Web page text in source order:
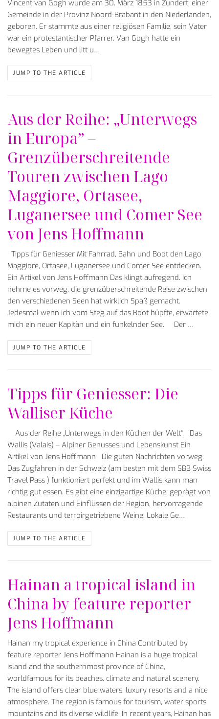
Vincent van Gogh wurde am 30. März 1853 in Zundert, einer
Gemeinde in der Provinz Noord-Brabant in den Niederlanden,
geboren. Er stammte aus einer religiösen Familie, sein Vater
war ein protestantischer Pfarrer. Van Gogh hatte ein
bewegtes Leben und litt u…
JUMP TO THE ARTICLE
Aus der Reihe: „Unterwegs
in Europa” –
Grenzüberschreitende
Touren zwischen Lago
Maggiore, Ortasee,
Luganersee und Comer See
von Jens Hoffmann
Tipps für Geniesser Mit Fahrrad, Bahn und Boot den Lago
Maggiore, Ortasee, Luganersee und Comer See entdecken.
Ein Artikel von Jens Hoffmann Das klingt aufregend. Ich
nehme es vorweg, die grenzüberschreitende Reise zwischen
den verschiedenen Seen hat wirklich Spaß gemacht.
Jedesmal wenn ich vom Steg auf das Boot hüpfte, erwartete
mich ein neuer Kapitän und ein funkelnder See. Der …
JUMP TO THE ARTICLE
Tipps für Geniesser: Die
Walliser Küche
Aus der Reihe „Unterwegs in den Küchen der Welt“. Das
Wallis (Valais) – Alpiner Genusses und Lebenskunst Ein
Artikel von Jens Hoffmann Die guten Nachrichten vorweg:
Das Zugfahren in der Schweiz (am besten mit dem SBB Swiss
Travel Pass ) funktioniert perfekt und im Wallis kann man
richtig gut essen. Es gibt eine einzigartige Küche, geprägt von
alpinen Zutaten und Einflüssen der Region, hervorragende
Restaurants und terroirgetriebene Weine. Lokale Ge…
JUMP TO THE ARTICLE
Hainan a tropical island in
China by feature reporter
Jens Hoffmann
Hainan my tropical experience in China Contributed by
feature reporter Jens Hoffmann Hainan is a huge tropical
island and the southernmost province of China,
worldfamous for its beaches, climate and natural scenery.
The island offers clear blue waters, luxury resorts and a nice
atmosphere. The region is famous for tourism, water sports,
mountains and its diverse wildlife. In recent years, Hainan has